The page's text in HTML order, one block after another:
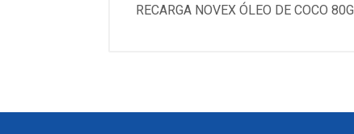
RECARGA NOVEX ÓLEO DE COCO 80G